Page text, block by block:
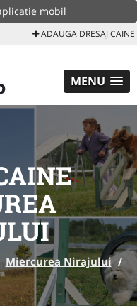
mobil
ADAUGA DRESAJ CAINE
MENU
Miercurea Nirajului /